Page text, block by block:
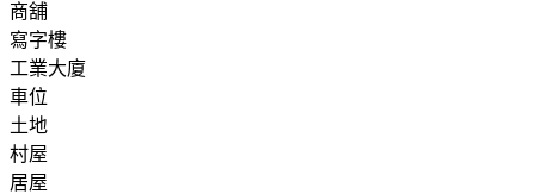
商舖
寫字樓
工業大廈
車位
土地
村屋
居屋